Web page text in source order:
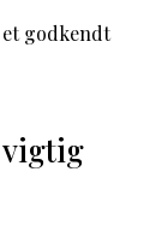
godkendt
vigtig